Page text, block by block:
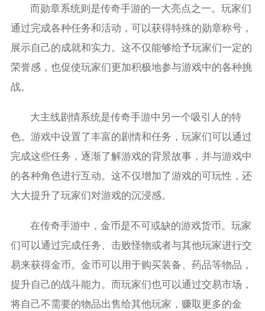
而勋章系统则是传奇手游的一大亮点之一。玩家们
通过完成各种任务和活动，可以获得特殊的勋章称号，
展示自己的成就和实力。这不仅能够给予玩家们一定的
荣誉感，也促使玩家们更加积极地参与游戏中的各种挑
战。
大主线剧情系统是传奇手游中另一个吸引人的特
色。游戏中设置了丰富的剧情和任务，玩家们可以通过
完成这些任务，逐渐了解游戏的背景故事，并与游戏中
的各种角色进行互动。这不仅增加了游戏的可玩性，还
大大提升了玩家们对游戏的沉浸感。
在传奇手游中，金币是不可或缺的游戏货币。玩家
们可以通过完成任务、击败怪物或者与其他玩家进行交
易来获得金币。金币可以用于购买装备、药品等物品，
提升自己的战斗能力。而玩家们也可以通过交易市场，
将自己不需要的物品出售给其他玩家，赚取更多的金